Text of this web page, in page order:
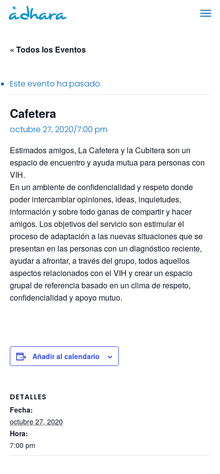
Skip
main
« Todos los Eventos
Este evento ha pasado.
Cafetera
octubre 27, 2020/7:00 pm
Estimados amigos, La Cafetera y la Cubitera son un
espacio de encuentro y ayuda mutua para personas con
VIH.
En un ambiente de confidencialidad y respeto donde
poder intercambiar opiniones, ideas, inquietudes,
información y sobre todo ganas de compartir y hacer
amigos. Los objetivos del servicio son estimular el
proceso de adaptación a las nuevas situaciones que se
presentan en las personas con un diagnóstico reciente,
ayudar a afrontar, a través del grupo, todos aquellos
aspectos relacionados con el VIH y crear un espacio
grupal de referencia basado en un clima de respeto,
confidencialidad y apoyo mutuo.
Añadir al calendario
DETALLES
Fecha:
octubre 27, 2020
Hora:
7:00 pm